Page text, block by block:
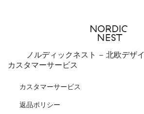
ノルディックネスト - 北欧デザ
カスタマーサービス
カスタマーサービス
返品ポリシー